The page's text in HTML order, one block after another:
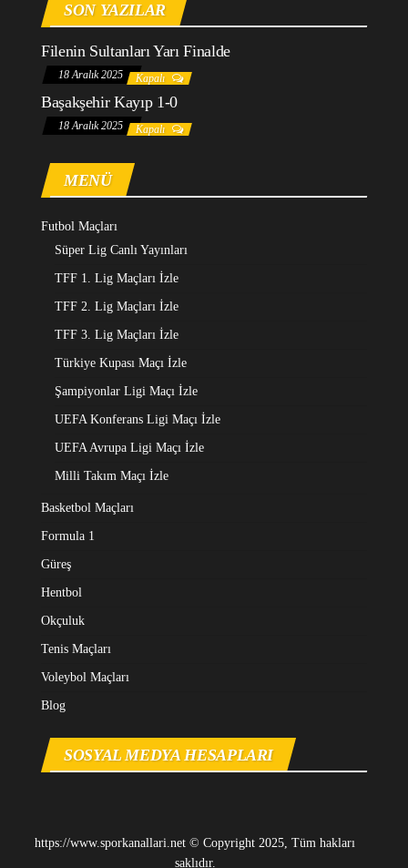
SON YAZILAR
Filenin Sultanları Yarı Finalde
18 Aralık 2025 Kapalı
Başakşehir Kayıp 1-0
18 Aralık 2025 Kapalı
MENÜ
Futbol Maçları
Süper Lig Canlı Yayınları
TFF 1. Lig Maçları İzle
TFF 2. Lig Maçları İzle
TFF 3. Lig Maçları İzle
Türkiye Kupası Maçı İzle
Şampiyonlar Ligi Maçı İzle
UEFA Konferans Ligi Maçı İzle
UEFA Avrupa Ligi Maçı İzle
Milli Takım Maçı İzle
Basketbol Maçları
Formula 1
Güreş
Hentbol
Okçuluk
Tenis Maçları
Voleybol Maçları
Blog
SOSYAL MEDYA HESAPLARI
https://www.sporkanallari.net © Copyright 2025, Tüm hakları
saklıdır.